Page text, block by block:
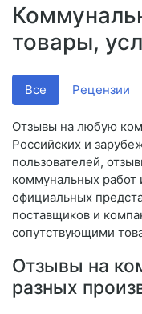
товары,
Все Рецензии
Отзывы на любую
Российских и
пользователей,
коммунальных
официальных
поставщиков и
сопутствующими
Отзывы на
разных